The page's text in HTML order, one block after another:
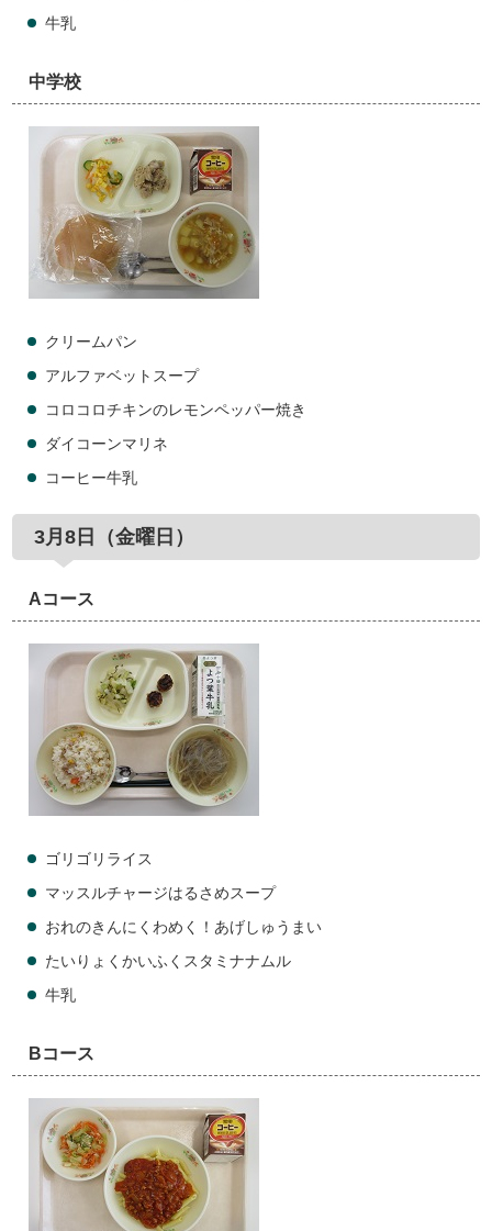
牛乳
中学校
クリームパン
アルファベットスープ
コロコロチキンのレモンペッパー焼き
ダイコーンマリネ
コーヒー牛乳
3月8日（金曜日）
Aコース
ゴリゴリライス
マッスルチャージはるさめスープ
おれのきんにくわめく！あげしゅうまい
たいりょくかいふくスタミナナムル
牛乳
Bコース